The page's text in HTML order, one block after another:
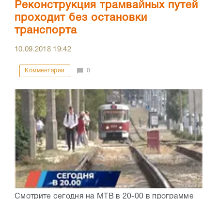
Реконструкция трамвайных путей
проходит без остановки
транспорта
10.09.2018 19:42
Комментарии 0
Смотрите сегодня на МТВ в 20-00 в программе